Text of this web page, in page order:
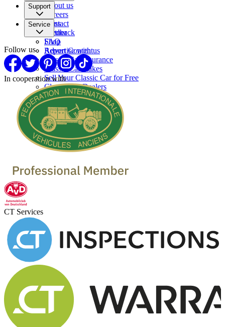
About us
Careers
Press
Partner
Support
Contact
Feedback
FAQ
Report Content
Service
Shop
Advertise with us
Classic Car Insurance
Classic Car makes
Sell Your Classic Car for Free
Classic Car Dealers
Follow us
In cooperation with
CT Services